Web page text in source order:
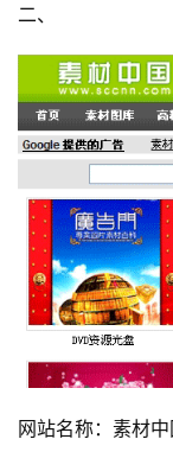
二、
网站名称：素材中